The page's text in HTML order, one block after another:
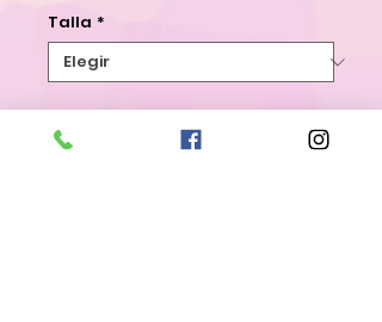
Talla *
Agregar al carrito